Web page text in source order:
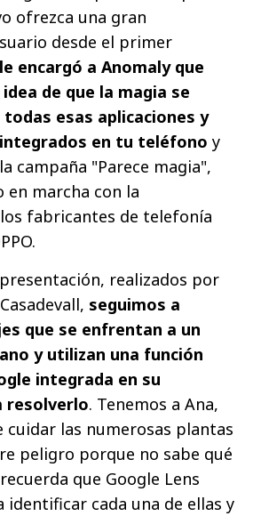
ofrezca una gran
desde el primer
encargó a Anomaly que
de que la magia se
esas aplicaciones y
en tu teléfono y
campaña "Parece magia",
en marcha con la
fabricantes de telefonía
realizados por
seguimos a
que se enfrentan a un
y utilizan una función
integrada en su
resolverlo. Tenemos a Ana,
cuidar las numerosas plantas
peligro porque no sabe qué
que Google Lens
identificar cada una de ellas y